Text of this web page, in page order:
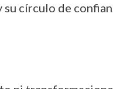
círculo de